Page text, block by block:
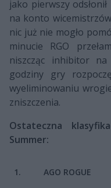
jako pierwszy
na konto
nic już nie mogło
minucie RGO
niszcząc inhibitor
godziny gry
wyeliminowaniu
zniszczenia.
Ostateczna
Summer:
1. AGO ROGUE